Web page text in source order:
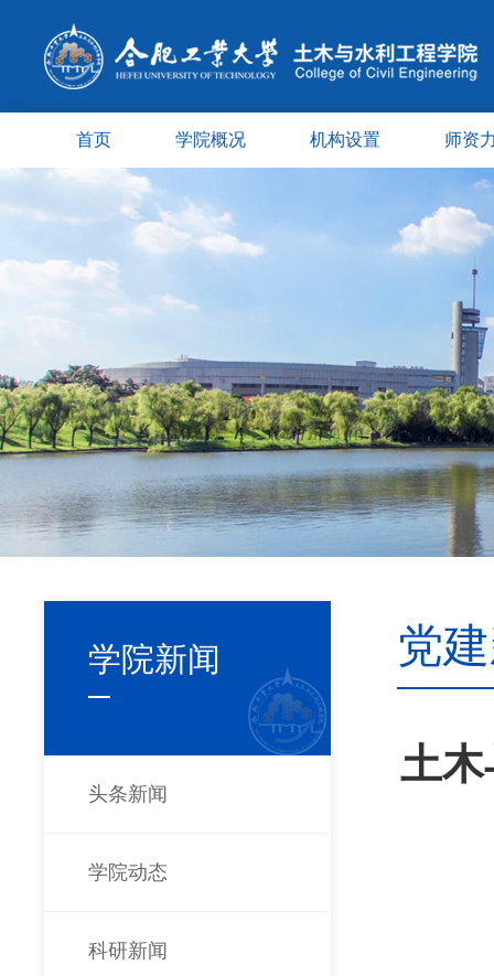
首页 学院概况 机构设置 师资
学院新闻
头条新闻
学院动态
科研新闻
党
土